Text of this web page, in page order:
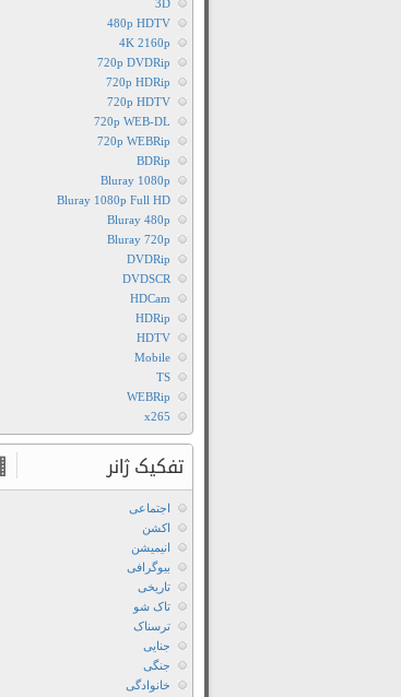
3D
480p HDTV
4K 2160p
720p DVDRip
720p HDRip
720p HDTV
720p WEB-DL
720p WEBRip
BDRip
Bluray 1080p
Bluray 1080p Full HD
Bluray 480p
Bluray 720p
DVDRip
DVDSCR
HDCam
HDRip
HDTV
Mobile
TS
WEBRip
x265
تفکیک ژانر
اجتماعی
اکشن
انیمیشن
بیوگرافی
تاریخی
تاک شو
ترسناک
جنایی
جنگی
خانوادگی